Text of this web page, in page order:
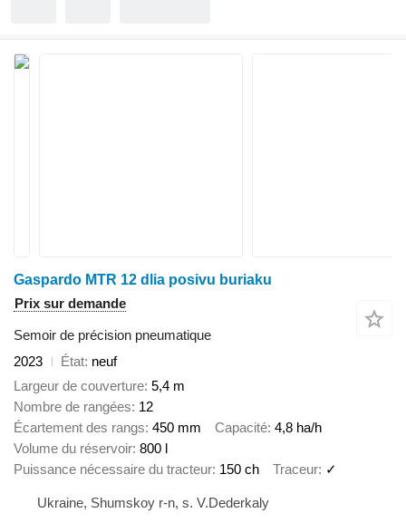
Gaspardo MTR 12 dlia posivu buriaku
Prix sur demande
Semoir de précision pneumatique
2023
État neuf
Largeur de couverture 5,4 m
Nombre de rangées 12
Écartement des rangs 450 mm Capacité 4,8 ha/h
Volume du réservoir 800 l
Puissance nécessaire du tracteur 150 ch Traceur ✓
Ukraine, Shumskoy r-n, s. V.Dederkaly